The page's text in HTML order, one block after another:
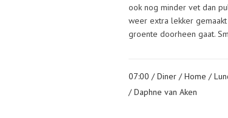
ook nog minder vet dan
weer extra lekker
groente doorheen gaat.
07:00 /Diner /Home /
/ Daphne van Aken